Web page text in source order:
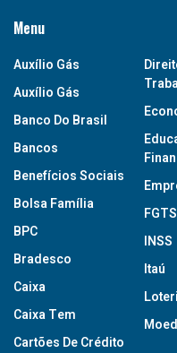
Menu
Auxílio Gás
Auxílio Gás
Banco Do Brasil
Bancos
Benefícios Sociais
Bolsa Família
BPC
Bradesco
Caixa
Caixa Tem
Cartões De Crédito
FGTS
INSS
Itaú